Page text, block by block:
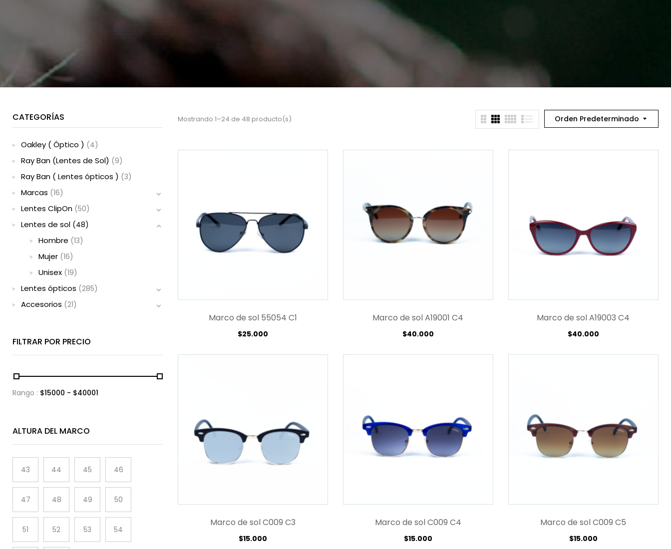
CATEGORÍAS
Oakley ( Óptico ) (4)
Ray Ban (Lentes de Sol) (9)
Ray Ban ( Lentes ópticos ) (3)
Marcas (16)
Lentes ClipOn (50)
Lentes de sol (48)
Hombre (13)
Mujer (16)
Unisex (19)
Lentes ópticos (285)
Accesorios (21)
FILTRAR POR PRECIO
Rango : $15000 - $40001
ALTURA DEL MARCO
43 44 45 46
47 48 49 50
51 52 53 54
Orden Predeterminado
Mostrando 1–24 de 48 producto(s)
Marco de sol 55054 C1
$25.000
Marco de sol A19001 C4
$40.000
Marco de sol A19003 C4
$40.000
Marco de sol C009 C3
$15.000
Marco de sol C009 C4
$15.000
Marco de sol C009 C5
$15.000